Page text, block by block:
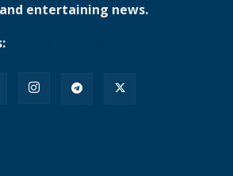
entertaining news.